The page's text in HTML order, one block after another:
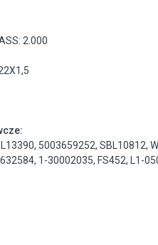
2.000
, 5003659252,SBL10812,
, 1-30002035, FS452, L1-